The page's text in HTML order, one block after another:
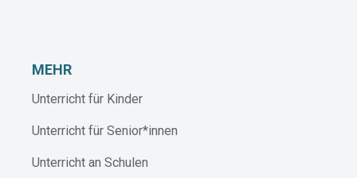
MEHR
Unterricht für Kinder
Unterricht für Senior*innen
Unterricht an Schulen